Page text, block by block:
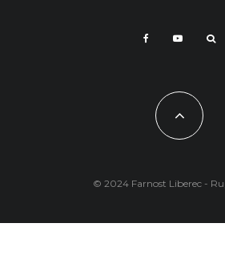
© 2024 Farnost Liberec -